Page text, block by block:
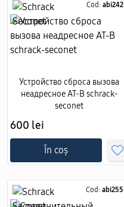
Cod: abi242
Устройство сброса вызова
неадресное AT-B schrack-
seconet
600 lei
În coș
Cod: abi255